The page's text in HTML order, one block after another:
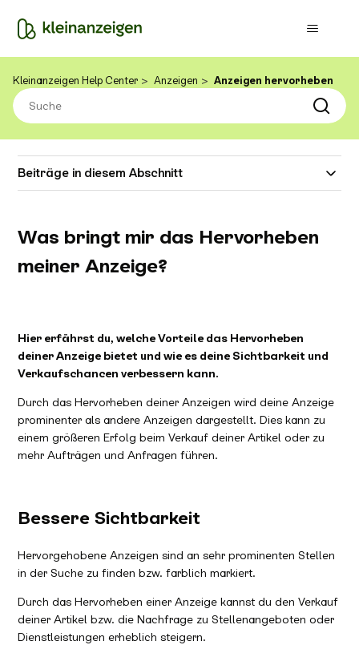
Kleinanzeigen Help Center Anzeigen Anzeigen hervorheben
Beiträge in diesem Abschnitt
Was bringt mir das Hervorheben
meiner Anzeige?
Hier erfährst du, welche Vorteile das Hervorheben
deiner Anzeige bietet und wie es deine Sichtbarkeit und
Verkaufschancen verbessern kann.
Durch das Hervorheben deiner Anzeigen wird deine Anzeige
prominenter als andere Anzeigen dargestellt. Dies kann zu
einem größeren Erfolg beim Verkauf deiner Artikel oder zu
mehr Aufträgen und Anfragen führen.
Bessere Sichtbarkeit
Hervorgehobene Anzeigen sind an sehr prominenten Stellen
in der Suche zu finden bzw. farblich markiert.
Durch das Hervorheben einer Anzeige kannst du den Verkauf
deiner Artikel bzw. die Nachfrage zu Stellenangeboten oder
Dienstleistungen erheblich steigern.